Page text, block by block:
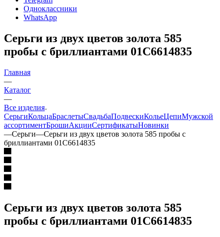
Одноклассники
WhatsApp
Серьги из двух цветов золота 585
пробы с бриллиантами 01С6614835
Главная
—
Каталог
—
Все изделия
СерьгиКольцаБраслетыСвадьбаПодвескиКольеЦепиМужской
ассортиментБрошиАкцииСертификатыНовинки
—Серьги—Серьги из двух цветов золота 585 пробы с
бриллиантами 01С6614835
Серьги из двух цветов золота 585
пробы с бриллиантами 01С6614835